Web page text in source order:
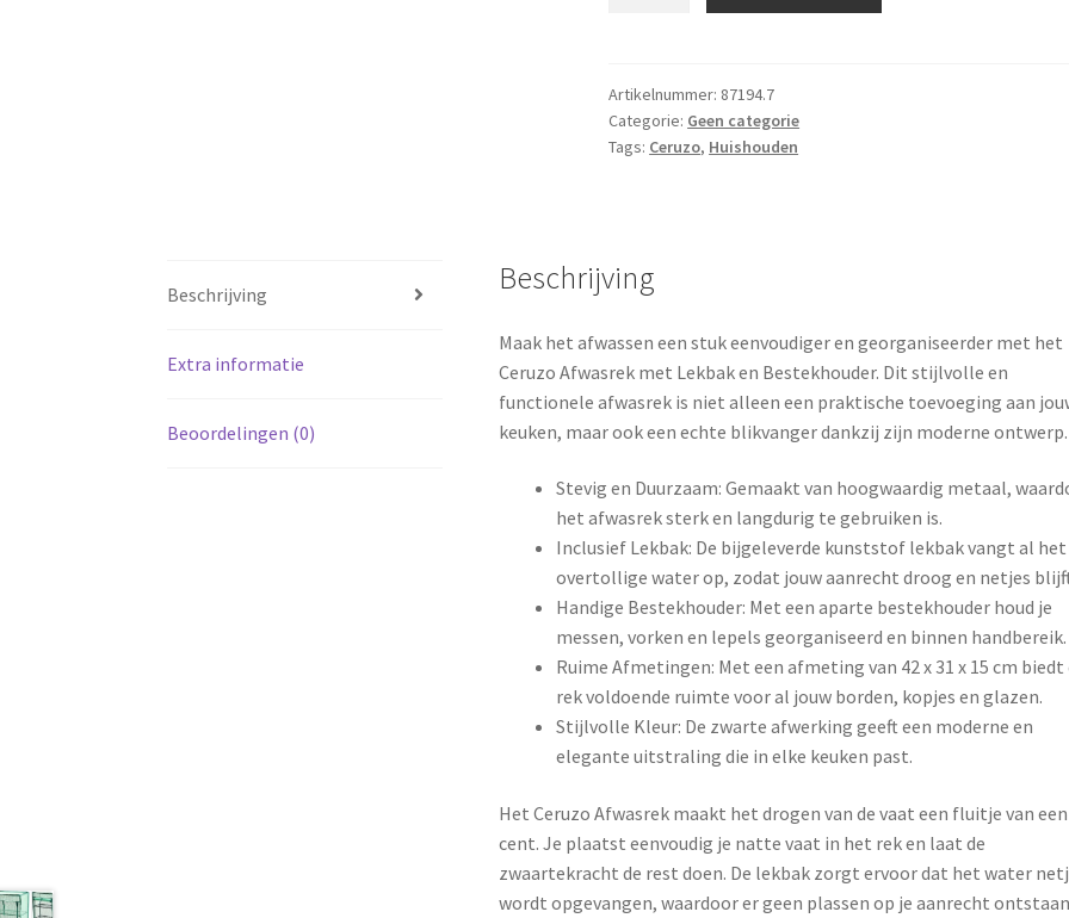
en
Bestekhouder
aantal
Artikelnummer: 87194.7
Categorie: Geen categorie
Tags: Ceruzo, Huishouden
Beschrijving
Extra informatie
Beoordelingen (0)
Beschrijving
Maak het afwassen een stuk eenvoudiger en georganiseerder met het
Ceruzo Afwasrek met Lekbak en Bestekhouder. Dit stijlvolle en
functionele afwasrek is niet alleen een praktische toevoeging aan
keuken, maar ook een echte blikvanger dankzij zijn moderne ontwerp.
Stevig en Duurzaam: Gemaakt van hoogwaardig metaal,
het afwasrek sterk en langdurig te gebruiken is.
Inclusief Lekbak: De bijgeleverde kunststof lekbak vangt al het
overtollige water op, zodat jouw aanrecht droog en netjes
Handige Bestekhouder: Met een aparte bestekhouder houd je
messen, vorken en lepels georganiseerd en binnen handbereik.
Ruime Afmetingen: Met een afmeting van 42 x 31 x 15 cm
rek voldoende ruimte voor al jouw borden, kopjes en glazen.
Stijlvolle Kleur: De zwarte afwerking geeft een moderne en
elegante uitstraling die in elke keuken past.
Het Ceruzo Afwasrek maakt het drogen van de vaat een fluitje van een
cent. Je plaatst eenvoudig je natte vaat in het rek en laat de
zwaartekracht de rest doen. De lekbak zorgt ervoor dat het water
wordt opgevangen, waardoor er geen plassen op je aanrecht